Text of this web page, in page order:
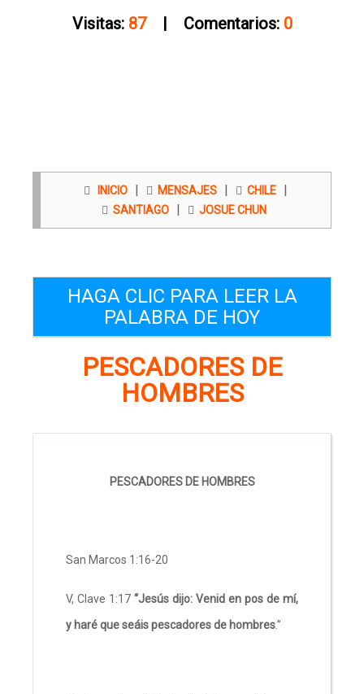
Visitas:87 | Comentarios:0
INICIO | MENSAJES | CHILE |
SANTIAGO | JOSUE CHUN
HAGA CLIC PARA LEER LA
PALABRA DE HOY
PESCADORES DE
HOMBRES
PESCADORES DE HOMBRES
San Marcos 1:16-20
V, Clave 1:17 “Jesús dijo: Venid en pos de mí,
y haré que seáis pescadores de hombres.”